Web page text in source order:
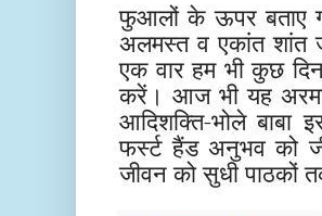
फुआलों के ऊपर बताए
अलमस्त व एकांत शांत
एक वार हम भी कुछ
करें। आज भी यह
आदिशक्ति-भोले
फर्स्ट हैंड अनुभव को
जीवन को सुधी पाठकों